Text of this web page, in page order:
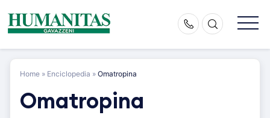
content
Home » Enciclopedia » Omatropina
Omatropina